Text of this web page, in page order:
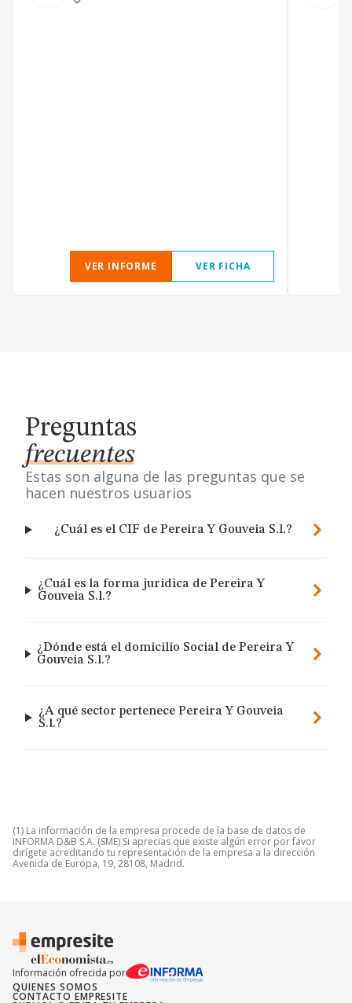
VER INFORME VER FICHA
Preguntas
frecuentes
Estas son alguna de las preguntas que se
hacen nuestros usuarios
¿Cuál es el CIF de Pereira Y Gouveia S.l.?
¿Cuál es la forma jurídica de Pereira Y
Gouveia S.l.?
¿Dónde está el domicilio Social de Pereira Y
Gouveia S.l.?
¿A qué sector pertenece Pereira Y Gouveia
S.l.?
(1) La información de la empresa procede de la base de datos de
INFORMA D&B S.A. (SME) Si aprecias que existe algún error por favor
dirígete acreditando tu representación de la empresa a la dirección
Avenida de Europa, 19, 28108, Madrid.
Información ofrecida por
QUIENES SOMOS
CONTACTO EMPRESITE